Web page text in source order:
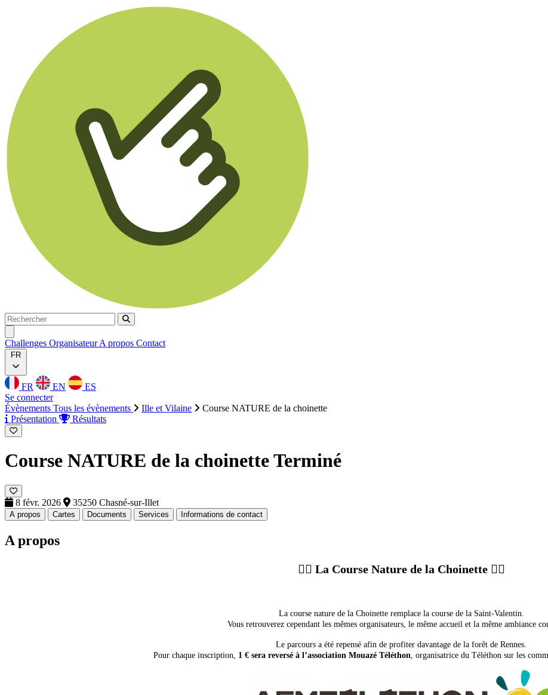
Rechercher
Rechercher
Challenges OrganisateurA propos Contact
FR
FR EN
ES
Se connecter
Évènements Tous les évènements Ille et Vilaine
Course NATURE de la choinette
Présentation
Résultats
Course NATURE de la choinetteTerminé
8 févr. 2026 35250 Chasné-sur-Illet
A propos Cartes Documents Services Informations de contact
A propos
🏃‍♂️ La Course Nature de la Choinette🏃‍♂️
La course nature de la Choinette remplace la course de la Saint-Valentin.
Vous retrouverez cependant les mêmes organisateurs, le même accueil et la même ambiance
Le parcours a été repensé afin de profiter davantage de la forêt de Rennes.
Pour chaque inscription, 1 € sera reversé à l’association Mouazé Téléthon, organisatrice du Téléthon sur les